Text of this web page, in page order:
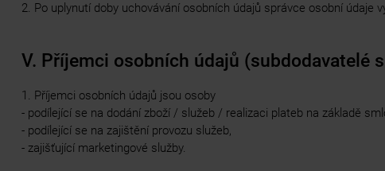
2. Po uplynutí doby uchovávání osobních údajů správce osobní údaje
V. Příjemci osobních údajů (subdodavatelé
1. Příjemci osobních údajů jsou osoby
- podílející se na dodání zboží / služeb / realizaci plateb na základě
- podílející se na zajištění provozu služeb,
- zajišťující marketingové služby.